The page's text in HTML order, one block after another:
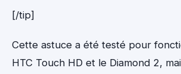
[/tip]
Cette astuce a été testé pour
HTC Touch HD et le Diamond 2,